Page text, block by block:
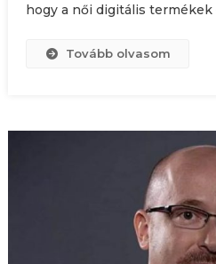
hogy a női digitális termékek
Tovább olvasom